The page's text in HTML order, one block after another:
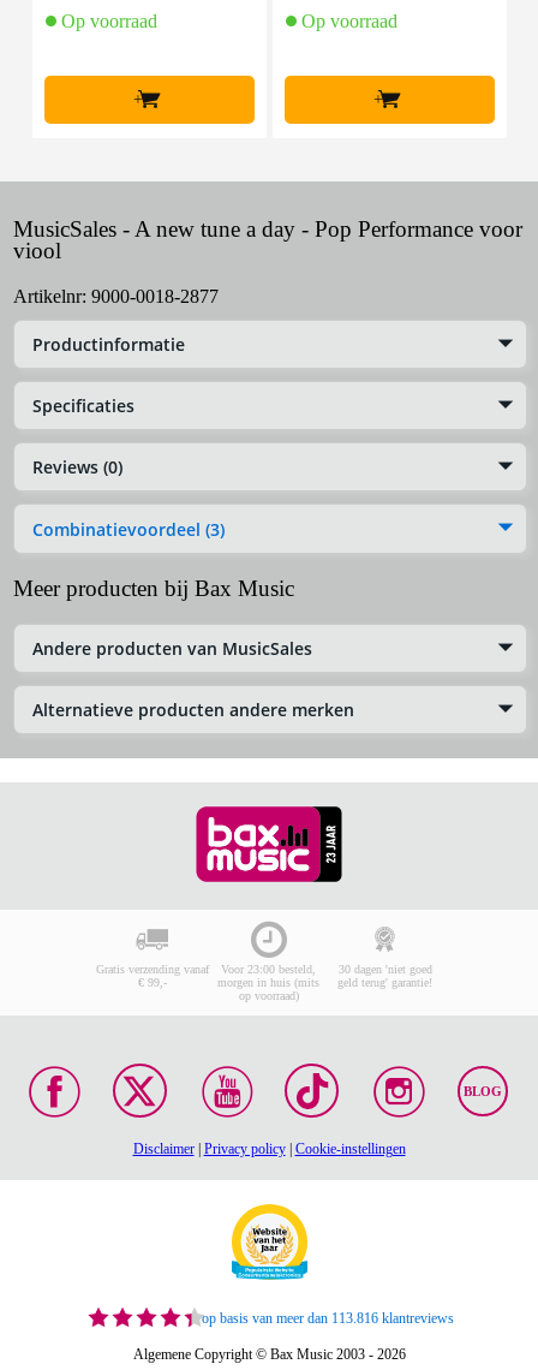
Op voorraad
+
Op voorraad
+
MusicSales - A new tune a day - Pop Performance voor
viool
Artikelnr: 9000-0018-2877
Productinformatie
Specificaties
Reviews (0)
Combinatievoordeel (3)
Meer producten bij Bax Music
Andere producten van MusicSales
Alternatieve producten andere merken
Gratis verzending vanaf
€ 99,-
Voor 23:00 besteld,
morgen in huis (mits
op voorraad)
30 dagen 'niet goed
geld terug' garantie!
BLOG
Disclaimer| Privacy policy| Cookie-instellingen
op basis van meer dan 113.816 klantreviews
Algemene Copyright © Bax Music 2003 - 2026